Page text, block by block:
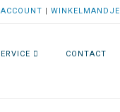
| WINKELMANDJE
CONTACT